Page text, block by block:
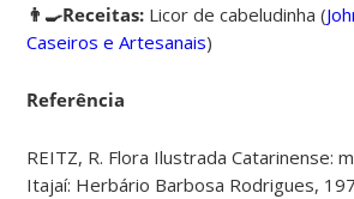
👨‍🍳Receitas: Licor de cabeludinha(
Caseiros e Artesanais)
Referência
REITZ, R. Flora Ilustrada Catarinense:
Itajaí: Herbário Barbosa Rodrigues,